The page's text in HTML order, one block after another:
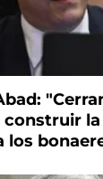
construir
los